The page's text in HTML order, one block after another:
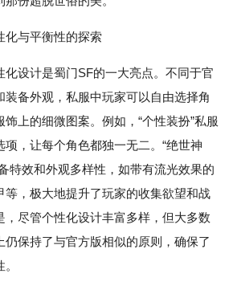
化与平衡性的探索
化设计是蜀门SF的一大亮点。不同于官
装备外观，私服中玩家可以自由选择角
上的细微图案。例如，“个性装扮”私服
，让每个角色都独一无二。“绝世神
特效和外观多样性，如带有流光效果的
等，极大地提升了玩家的收集欲望和战
，尽管个性化设计丰富多样，但大多数
仍保持了与官方版相似的原则，确保了